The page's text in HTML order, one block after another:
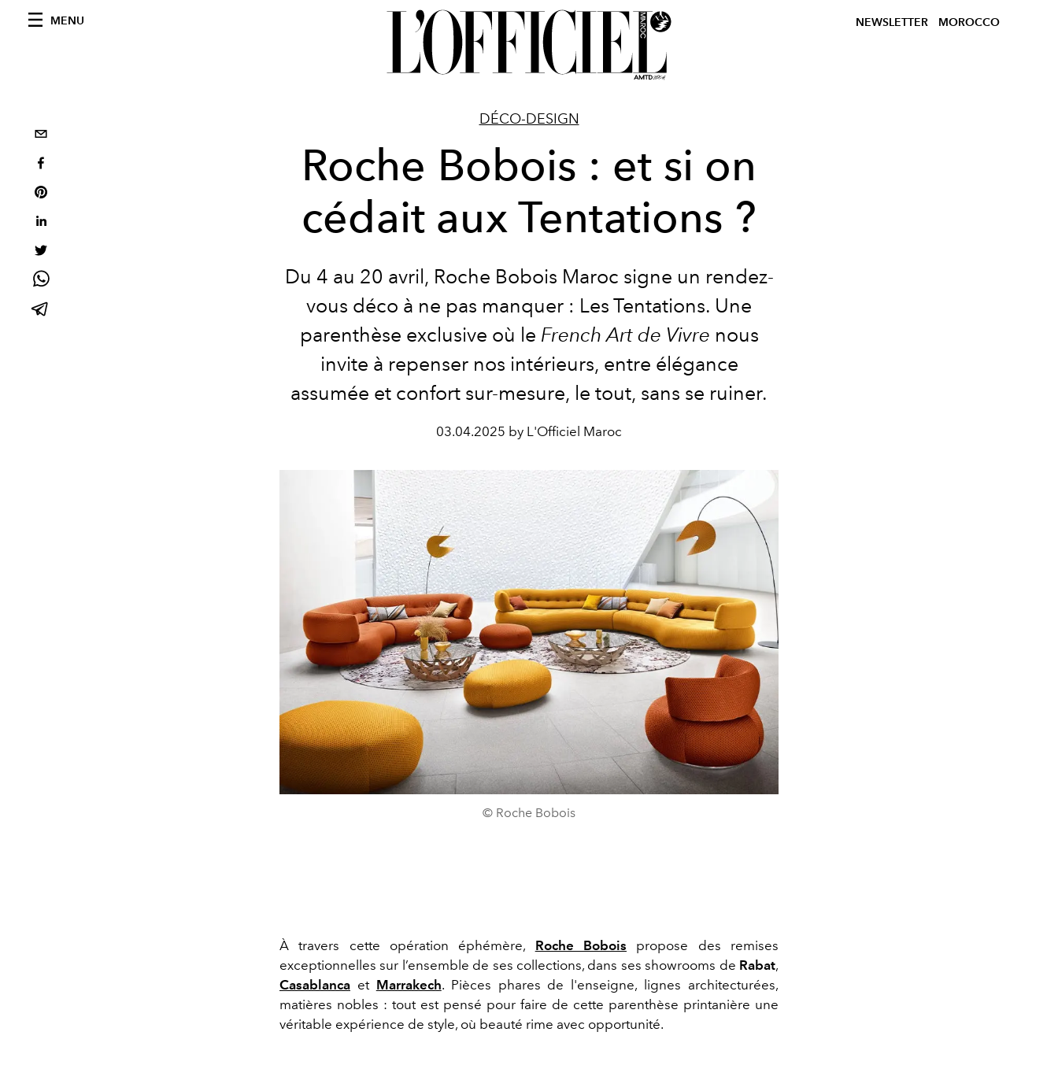
MENU NEWSLETTER MOROCCO
DÉCO-DESIGN
Roche Bobois : et si on
cédait aux Tentations ?
Du 4 au 20 avril, Roche Bobois Maroc signe un rendez-
vous déco à ne pas manquer : Les Tentations. Une
parenthèse exclusive où le French Art de Vivre nous
invite à repenser nos intérieurs, entre élégance
assumée et confort sur-mesure, le tout, sans se ruiner.
03.04.2025 by L'Officiel Maroc
© Roche Bobois
À travers cette opération éphémère, Roche Bobois propose des remises
exceptionnelles sur l’ensemble de ses collections, dans ses showrooms de Rabat,
Casablanca et Marrakech. Pièces phares de l'enseigne, lignes architecturées,
matières nobles : tout est pensé pour faire de cette parenthèse printanière une
véritable expérience de style, où beauté rime avec opportunité.